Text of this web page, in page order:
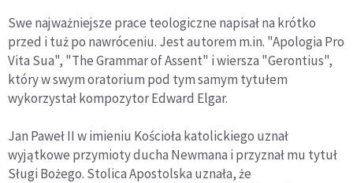
Swe najważniejsze prace teologiczne napisał na krótko
przed i tuż po nawróceniu. Jest autorem m.in. "Apologia Pro
Vita Sua", "The Grammar of Assent" i wiersza "Gerontius",
który w swym oratorium pod tym samym tytułem
wykorzystał kompozytor Edward Elgar.
Jan Paweł II w imieniu Kościoła katolickiego uznał
wyjątkowe przymioty ducha Newmana i przyznał mu tytuł
Sługi Bożego. Stolica Apostolska uznała, że